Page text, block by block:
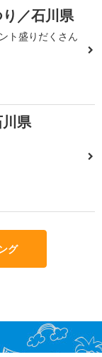
／石川県
ト盛りだくさん
県
グ